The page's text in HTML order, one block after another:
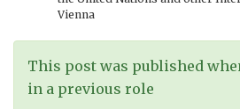
Vienna
This post was published
in a previous role